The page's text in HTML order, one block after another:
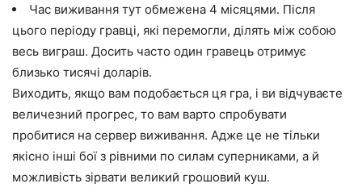
Час виживання тут обмежена 4 місяцями. Після
цього періоду гравці, які перемогли, ділять між собою
весь виграш. Досить часто один гравець отримує
близько тисячі доларів.
Виходить, якщо вам подобається ця гра, і ви відчуваєте
величезний прогрес, то вам варто спробувати
пробитися на сервер виживання. Адже це не тільки
якісно інші бої з рівними по силам суперниками, а й
можливість зірвати великий грошовий куш.